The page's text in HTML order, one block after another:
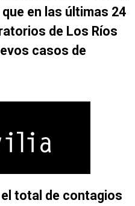
en las últimas 24
de Los Ríos
casos de
el total de contagios